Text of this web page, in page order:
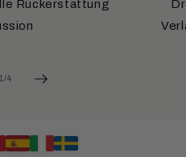
Rückerstattung
1/von
4